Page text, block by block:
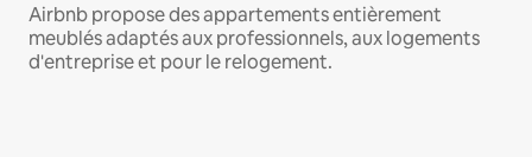
Airbnb propose des appartements entièrement
meublés adaptés aux professionnels, aux logements
d'entreprise et pour le relogement.